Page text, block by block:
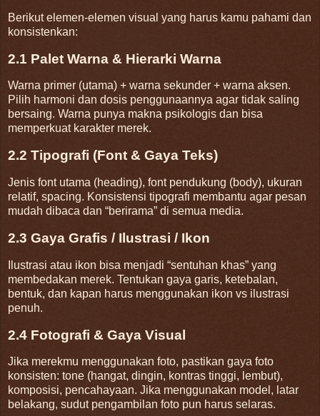
Berikut elemen-elemen visual yang harus kamu pahami dan
konsistenkan:
2.1 Palet Warna & Hierarki Warna
Warna primer (utama) + warna sekunder + warna aksen.
Pilih harmoni dan dosis penggunaannya agar tidak saling
bersaing. Warna punya makna psikologis dan bisa
memperkuat karakter merek.
2.2 Tipografi (Font & Gaya Teks)
Jenis font utama (heading), font pendukung (body), ukuran
relatif, spacing. Konsistensi tipografi membantu agar pesan
mudah dibaca dan “berirama” di semua media.
2.3 Gaya Grafis / Ilustrasi / Ikon
Ilustrasi atau ikon bisa menjadi “sentuhan khas” yang
membedakan merek. Tentukan gaya garis, ketebalan,
bentuk, dan kapan harus menggunakan ikon vs ilustrasi
penuh.
2.4 Fotografi & Gaya Visual
Jika merekmu menggunakan foto, pastikan gaya foto
konsisten: tone (hangat, dingin, kontras tinggi, lembut),
komposisi, pencahayaan. Jika menggunakan model, latar
belakang, sudut pengambilan foto pun harus selaras.